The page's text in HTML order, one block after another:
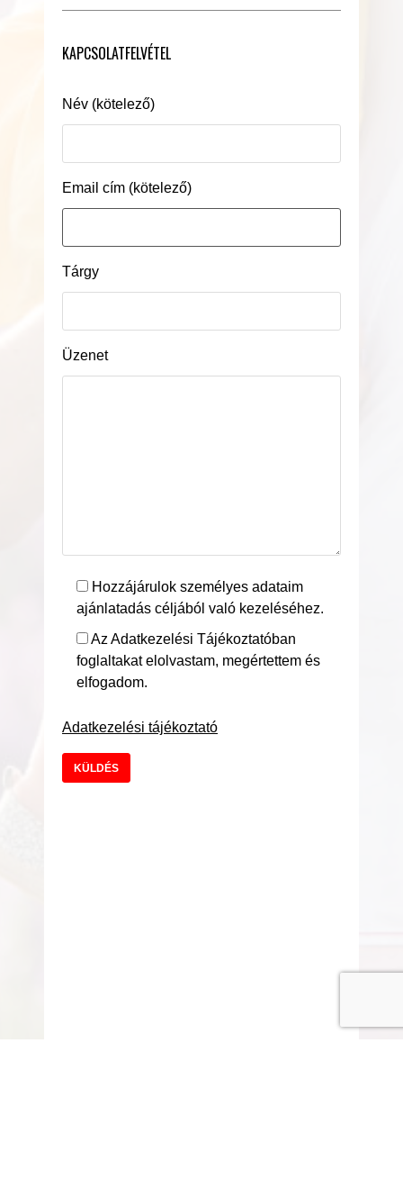
KAPCSOLATFELVÉTEL
Név (kötelező)
Email cím (kötelező)
Tárgy
Üzenet
Hozzájárulok személyes adataim
ajánlatadás céljából való kezeléséhez.
Az Adatkezelési Tájékoztatóban
foglaltakat elolvastam, megértettem és
elfogadom.
Adatkezelési tájékoztató